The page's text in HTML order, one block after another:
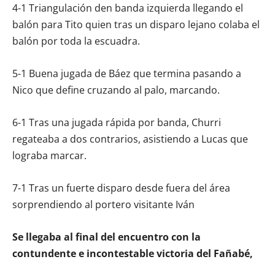
4-1 Triangulación den banda izquierda llegando el
balón para Tito quien tras un disparo lejano colaba el
balón por toda la escuadra.
5-1 Buena jugada de Báez que termina pasando a
Nico que define cruzando al palo, marcando.
6-1 Tras una jugada rápida por banda, Churri
regateaba a dos contrarios, asistiendo a Lucas que
lograba marcar.
7-1 Tras un fuerte disparo desde fuera del área
sorprendiendo al portero visitante Iván
Se llegaba al final del encuentro con la
contundente e incontestable victoria del Fañabé,